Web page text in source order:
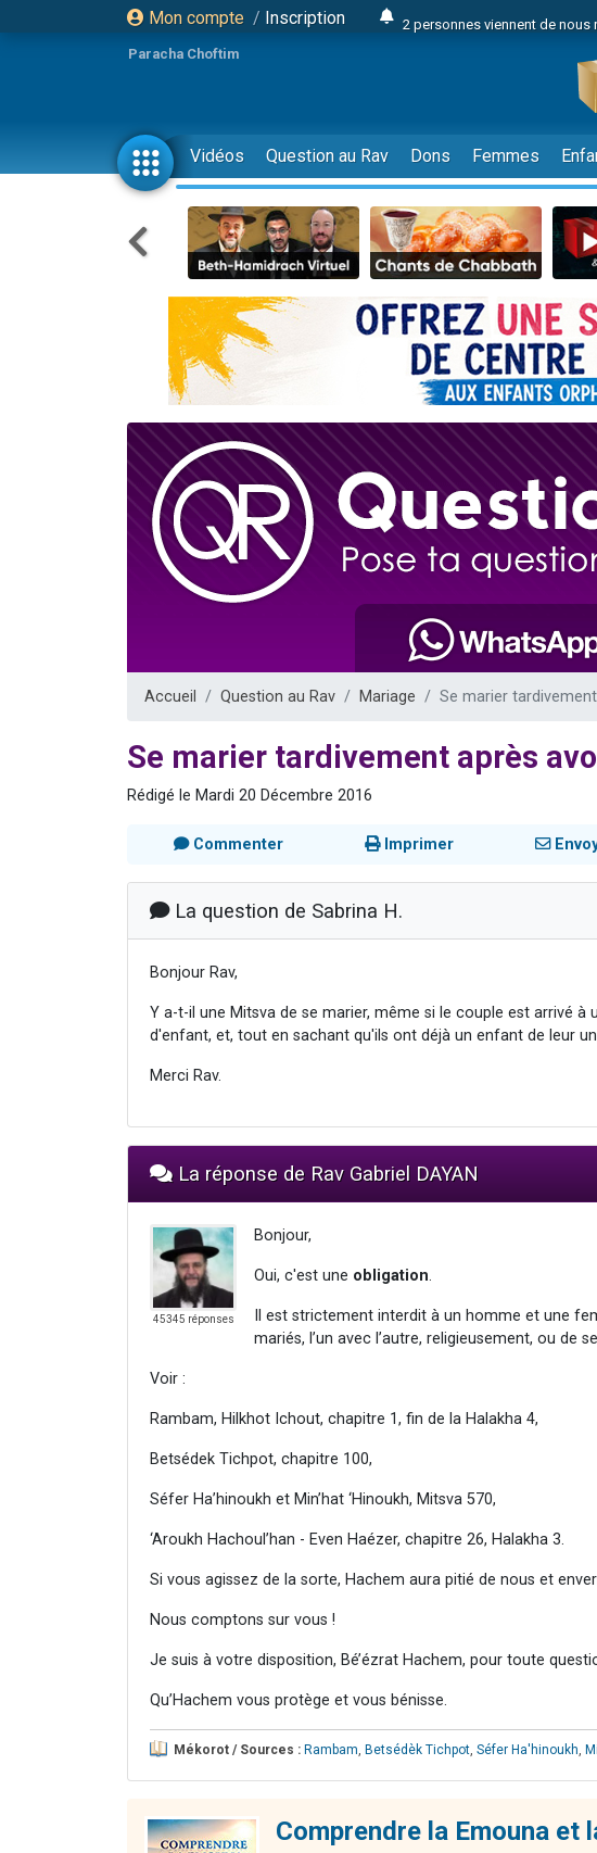
Mon compte / Inscription
2 personnes viennent de nous
3 personnes viennent de
2 personnes viennent de
3 personnes viennent de nous
11 personnes viennent de
3 personnes viennent de
Il reste 49 places pour
2 personnes viennent de
29 personnes viennent de
Il reste 49 places pour
2 personnes viennent de nous
6 personnes viennent de
4 personnes viennent de
2 personnes viennent de
17 personnes viennent de
Il reste 49 places pour
Eva vient de donner son
Eli vient de donner son
Paracha Choftim
Vidéos Question au Rav Dons Femmes
Accueil Question au Rav Mariage Se marier
Se marier tardivement après
Rédigé le Mardi 20 Décembre 2016
Commenter Imprimer
La question de Sabrina H.
Bonjour Rav,
Y a-t-il une Mitsva de se marier, même si le couple est arrivé à
d'enfant, et, tout en sachant qu'ils ont déjà un enfant de leur
Merci Rav.
La réponse de Rav Gabriel DAYAN
45345 réponses
Bonjour,
Oui, c'est une obligation.
Il est strictement interdit à un homme et une
mariés, l’un avec l’autre, religieusement, ou de
Voir :
Rambam, Hilkhot Ichout, chapitre 1, fin de la Halakha 4,
Betsédek Tichpot, chapitre 100,
Séfer Ha’hinoukh et Min’hat ‘Hinoukh, Mitsva 570,
‘Aroukh Hachoul’han - Even Haézer, chapitre 26, Halakha 3.
Si vous agissez de la sorte, Hachem aura pitié de nous et
Nous comptons sur vous !
Je suis à votre disposition, Bé’ézrat Hachem, pour toute
Qu’Hachem vous protège et vous bénisse.
Mékorot / Sources : Rambam Betsédèk Tichpot Séfer Ha'hinoukh
Comprendre la Emouna et